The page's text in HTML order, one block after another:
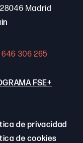
28046 Madrid
646 306 265
FSE+
de privacidad
de cookies